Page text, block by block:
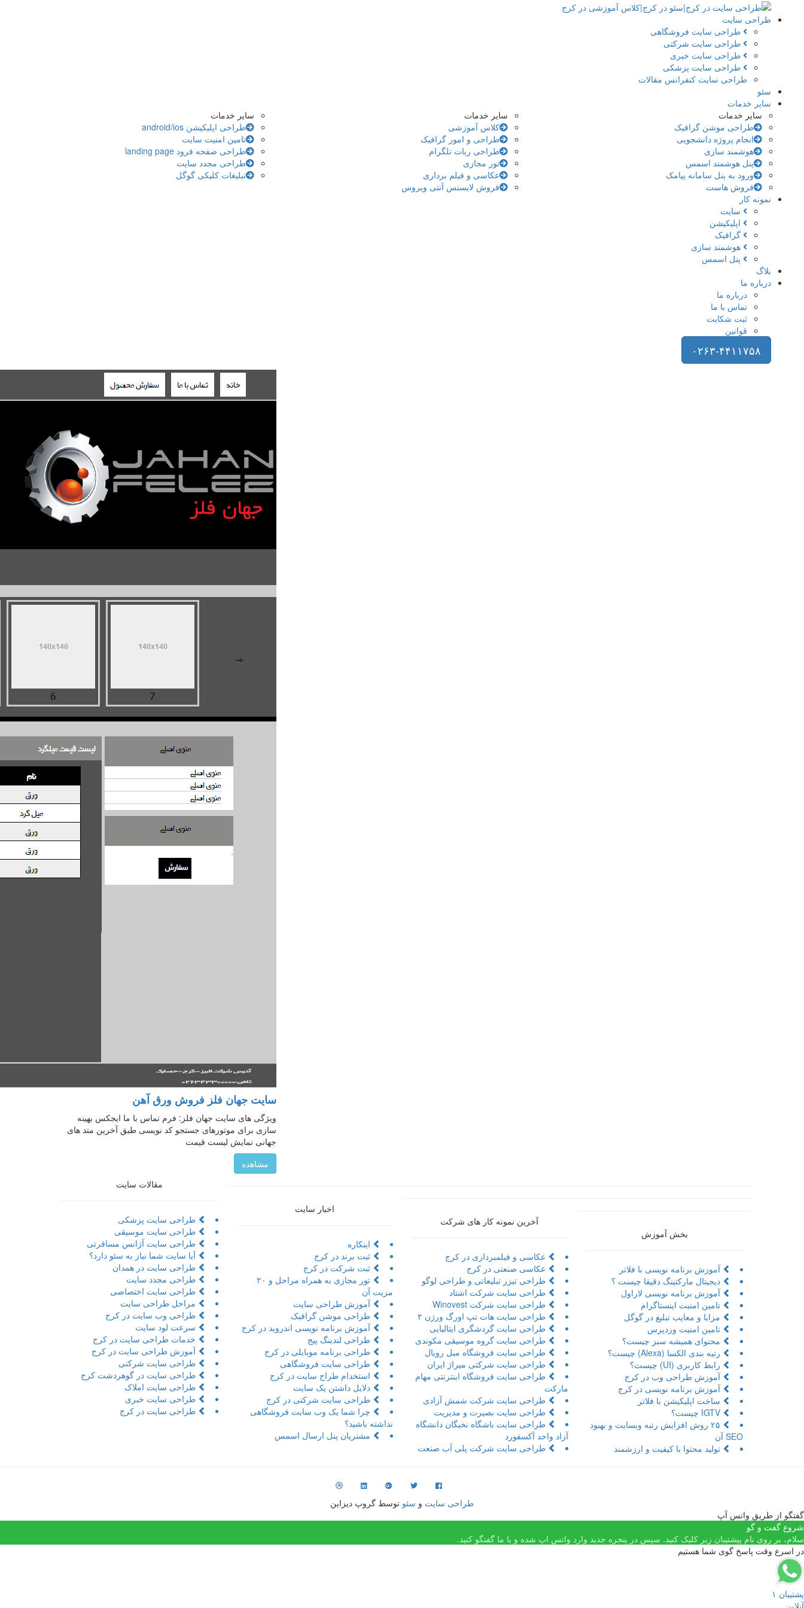
طراحی سایت
طراحی سایت فروشگاهی
طراحی سایت شرکتی
طراحی سایت خبری
طراحی سایت پزشکی
طراحی سایت کنفرانس مقالات
سئو
سایر خدمات
سایر خدمات
طراحی اپلیکیشن android/ios
تامین امنیت سایت
طراحی صفحه فرود landing page
طراحی مجدد سایت
تبلیغات کلیکی گوگل
سایر خدمات
کلاس آموزشی
طراحی و امور گرافیک
طراحی ربات تلگرام
تور مجازی
عکاسی و فیلم برداری
فروش لایسنس آنتی ویروس
سایر خدمات
طراحی موشن گرافیک
انجام پروژه دانشجویی
هوشمند سازی
پنل هوشمند اسمس
ورود به پنل سامانه پیامک
فروش هاست
نمونه کار
سایت
اپلیکیشن
گرافیک
هوشمند سازی
پنل اسمس
بلاگ
درباره ما
درباره ما
تماس با ما
ثبت شکایت
قوانین
۰۲۶۳-۴۴۱۱۷۵۸
سایت جهان فلز فروش ورق آهن
ویژگی های سایت جهان فلز: فرم تماس با ما ایجکس بهینه
سازی برای موتور‌های جستجو کد نویسی طبق آخرین متد های
جهانی نمایش لیست قیمت
مشاهده
مقالات سایت
طراحی سایت پزشکی
طراحی سایت موسیقی
طراحی سایت آژانس مسافرتی
آیا سایت شما نیاز به سئو دارد؟
طراحی سایت در همدان
طراحی مجدد سایت
طراحی سایت اختصاصی
مراحل طراحی سایت
طراحی وب سایت در کرج
سرعت لود سایت
خدمات طراحی سایت در کرج
آموزش طراحی سایت در کرج
طراحی سایت شرکتی
طراحی سایت در گوهردشت کرج
طراحی سایت املاک
طراحی سایت خبری
طراحی سایت در کرج
اخبار سایت
اینکاره
ثبت برند در کرج
ثبت شرکت در کرج
تور مجازی به همراه مراحل و ۲۰
مزیت آن
آموزش طراحی سایت
طراحی موشن گرافیک
آموزش برنامه نویسی اندروید در کرج
طراحی لندینگ پیج
طراحی برنامه موبایلی در کرج
طراحی سایت فروشگاهی
استخدام طراح سایت در کرج
دلایل داشتن یک سایت
طراحی سایت شرکتی در کرج
چرا شما یک وب سایت فروشگاهی
نداشته باشید؟
مشتریان پنل ارسال اسمس
آخرین نمونه کار های شرکت
عکاسی و فیلمبرداری در کرج
عکاسی صنعتی در کرج
طراحی تیزر تبلیعاتی و طراحی لوگو
طراحی سایت شرکت اشتاد
طراحی سایت شرکت Winovest
طراحی سایت هات تپ اورگ ورژن ۲
طراحی سایت گردشگری ایتالیایی
طراحی سایت گروه موسیقی مکوندی
طراحی سایت فروشگاه مبل رویال
طراحی سایت شرکتی میراژ ایران
طراحی سایت فروشگاه اینترنتی مهام
مارکت
طراحی سایت شرکت شمش آزادی
طراحی سایت بصیرت و مدیریت
طراحی سایت باشگاه نخبگان دانشگاه
آزاد واحد آکسفورد
طراحی سایت شرکت پلی آب صنعت
بخش آموزش
آموزش برنامه نویسی با فلاتر
دیجیتال مارکتینگ دقیقا چیست ؟
آموزش برنامه نویسی لاراول
تامین امنیت اینستاگرام
مزایا و معایب تبلیغ در گوگل
تامین امنیت وردپرس
محتوای همیشه سبز چیست؟
رتبه بندی الکسا (Alexa) چیست؟
رابط کاربری (UI) چیست؟
آموزش طراحی وب در کرج
آموزش برنامه نویسی در کرج
ساخت اپلیکیشن با فلاتر
۲۵ روش افزایش رتبه وبسایت و بهبود
SEO آن
تولید محتوا با کیفیت و ارزشمند
طراحی سایت و سئو توسط گروپ دیزاین
گفتگو از طریق واتس آپ
شروع گفت و گو
سلام، بر روی نام پیشتیبان زیر کلیک کنید. سپس در پنجره جدید وارد واتس اپ شده و با ما گفتگو کنید.
در اسرع وقت پاسخ گوی شما هستیم
پشتیبان ۱